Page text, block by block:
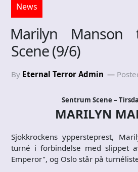
News
Marilyn Manson
Scene (9/6)
By Eternal Terror Admin
Sentrum Scene –
MARILYN
Sjokkrockens yppersteprest,
turné i forbindelse med slippet
Emperor", og Oslo står på